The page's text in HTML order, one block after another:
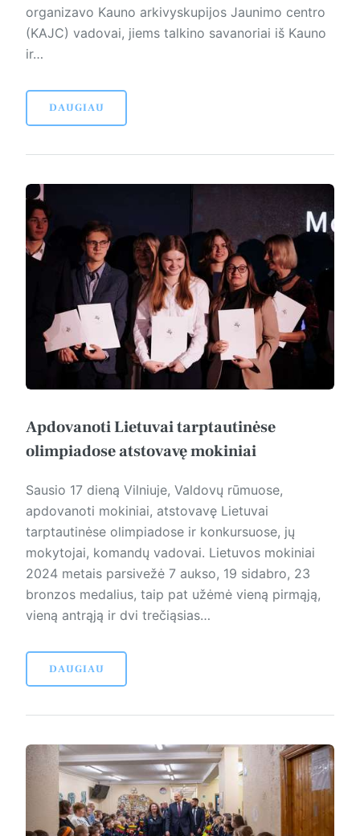
organizavo Kauno arkivyskupijos Jaunimo centro
(KAJC) vadovai, jiems talkino savanoriai iš Kauno
ir…
DAUGIAU
Apdovanoti Lietuvai tarptautinėse
olimpiadose atstovavę mokiniai
Sausio 17 dieną Vilniuje, Valdovų rūmuose,
apdovanoti mo­kiniai, atstovavę Lie­tuvai
tarptautinėse olimpiadose ir konkursuose, jų
mokytojai, komandų vadovai. Lietuvos mokiniai
2024 metais parsivežė 7 aukso, 19 sidabro, 23
bronzos medalius, taip pat užėmė vieną pirmąją,
vieną antrąją ir dvi trečiąsias…
DAUGIAU